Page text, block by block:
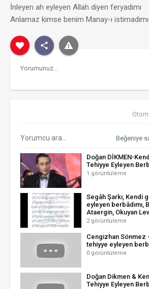
İnleyen ah eyleyen Allah diyen feryadımı
Anlamaz kimse benim Manay-ı istimadımı
Doğan DİKMEN-
Tehiyye Eyleyen
1 görüntüleme
Segâh Şarkı, Kendi
eyleyen
Ataergin, Okuyan
2 görüntüleme
Cengizhan Sönmez
tehiyye eyleyen
0 görüntüleme
Doğan Dikmen &
Tehiyye Eyleyen